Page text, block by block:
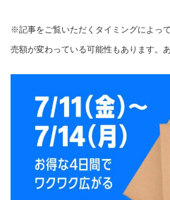
※記事をご覧いただくタイミングによっ
売額が変わっている可能性もあります。